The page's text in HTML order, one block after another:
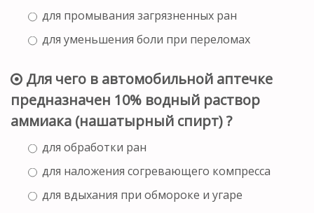
для промывания загрязненных ран
для уменьшения боли при переломах
Для чего в автомобильной аптечке
предназначен 10% водный раствор
аммиака (нашатырный спирт) ?
для обработки ран
для наложения согревающего компресса
для вдыхания при обмороке и угаре